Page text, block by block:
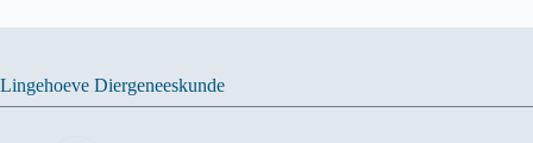
Lingehoeve Diergeneeskunde